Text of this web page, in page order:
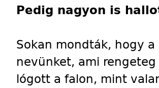
Pedig nagyon is
Sokan mondták, hogy
nevünket, ami
lógott a falon, mint